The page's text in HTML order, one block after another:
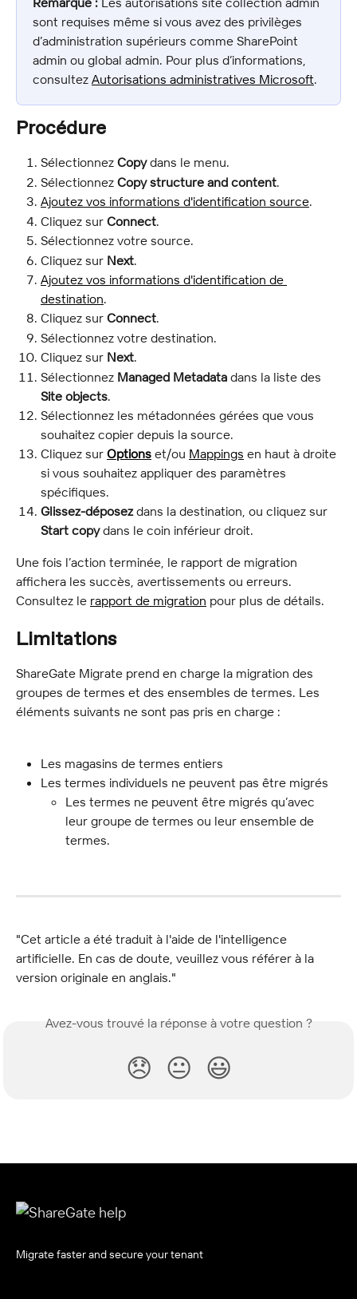
sont requises même si vous avez des privilèges
d’administration supérieurs comme SharePoint
admin ou global admin. Pour plus d’informations,
consultez Autorisations administratives Microsoft.
Procédure
Sélectionnez Copy dans le menu.
Sélectionnez Copy structure and content.
Ajoutez vos informations d'identification source.
Cliquez sur Connect.
Sélectionnez votre source.
Cliquez sur Next.
Ajoutez vos informations d'identification de
destination.
Cliquez sur Connect.
Sélectionnez votre destination.
Cliquez sur Next.
Sélectionnez Managed Metadata dans la liste des
Site objects.
Sélectionnez les métadonnées gérées que vous
souhaitez copier depuis la source.
Cliquez sur Options et/ou Mappings en haut à droite
si vous souhaitez appliquer des paramètres
spécifiques.
Glissez-déposez dans la destination, ou cliquez sur
Start copy dans le coin inférieur droit.
Une fois l’action terminée, le rapport de migration
affichera les succès, avertissements ou erreurs.
Consultez le rapport de migration pour plus de détails.
Limitations
ShareGate Migrate prend en charge la migration des
groupes de termes et des ensembles de termes. Les
éléments suivants ne sont pas pris en charge :
Les magasins de termes entiers
Les termes individuels ne peuvent pas être migrés
Les termes ne peuvent être migrés qu’avec
leur groupe de termes ou leur ensemble de
termes.
"Cet article a été traduit à l'aide de l'intelligence
artificielle. En cas de doute, veuillez vous référer à la
version originale en anglais."
Avez-vous trouvé la réponse à votre question ?
😞 😐 😃
Migrate faster and secure your tenant